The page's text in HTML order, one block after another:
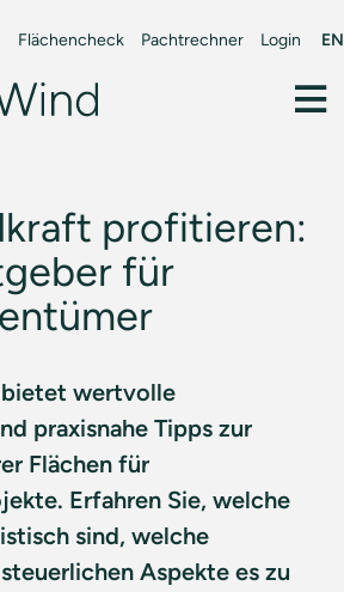
Flächencheck Pachtrechner Login EN
profitieren:
für
bietet wertvolle
praxisnahe Tipps zur
Flächen für
Erfahren Sie, welche
sind, welche
Aspekte es zu